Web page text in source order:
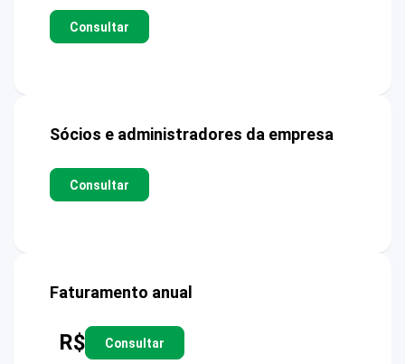
Consultar
Sócios e administradores da empresa
Consultar
Faturamento anual
R$ Consultar